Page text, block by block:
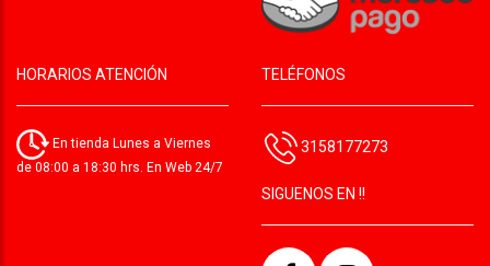
HORARIOS ATENCIÓN
En tienda Lunes a Viernes
de 08:00 a 18:30 hrs. En Web 24/7
TELÉFONOS
3158177273
SIGUENOS EN !!